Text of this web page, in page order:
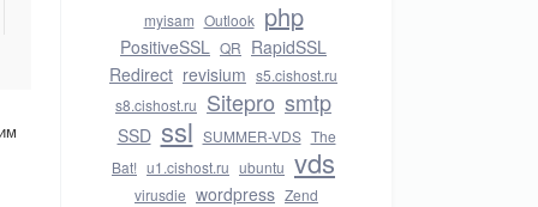
myisam Outlook php
PositiveSSL QR RapidSSL
Redirect revisium s5.cishost.ru
s8.cishost.ru Sitepro smtp
SSD ssl SUMMER-VDS The
Bat! u1.cishost.ru ubuntu vds
virusdie wordpress Zend